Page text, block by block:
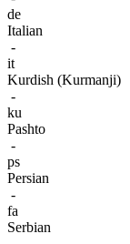
de
Italian
-
it
Kurdish (Kurmanji)
-
ku
Pashto
-
ps
Persian
-
fa
Serbian